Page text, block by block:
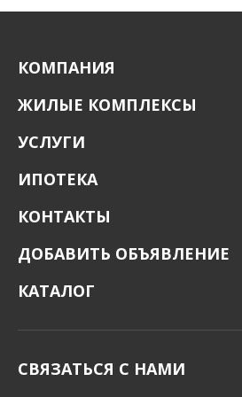
КОМПАНИЯ
ЖИЛЫЕ КОМПЛЕКСЫ
УСЛУГИ
ИПОТЕКА
КОНТАКТЫ
ДОБАВИТЬ ОБЪЯВЛЕНИЕ
КАТАЛОГ
СВЯЗАТЬСЯ С НАМИ